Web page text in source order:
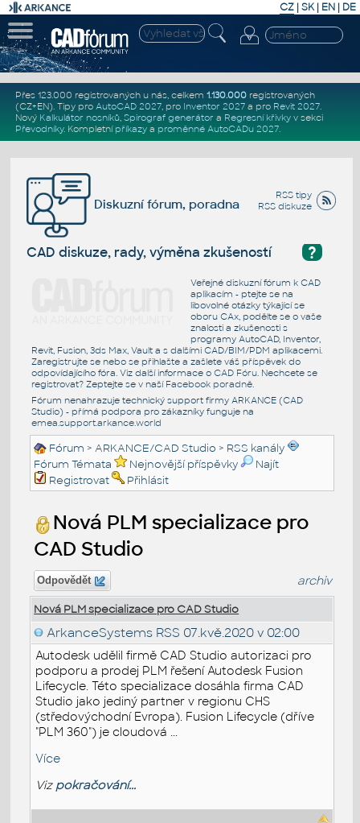
CZ | SK| EN | DE
Přes 123.000 registrovaných u nás, celkem 1.130.000registrovaných
(CZ+EN). Tipy pro AutoCAD 2027, pro Inventor 2027a pro Revit 2027.
Nový Kalkulátor nosníků, Spirograf generátor a Regresní křivkyv sekci
Převodníky. Kompletní příkazya proměnné AutoCADu 2027.
RSS tipy
RSS diskuze
Diskuzní fórum, poradna
?
CAD diskuze, rady, výměna zkušeností
Veřejné diskuzní fórum k CAD
aplikacím - ptejte se na
libovolné otázky týkající se
oboru CAx, podělte se o vaše
znalosti a zkušenosti s
programy AutoCAD, Inventor,
Revit, Fusion, 3ds Max, Vault a s dalšími CAD/BIM/PDM aplikacemi.
Zaregistrujte se nebo se přihlašte a zašlete váš příspěvek do
odpovídajícího fóra. Viz další informace o CAD Fóru. Nechcete se
registrovat? Zeptejte se v naší Facebook poradně.
Fórum nenahrazuje technický support firmy ARKANCE (CAD
Studio) - přímá podpora pro zákazníky funguje na
emea.support.arkance.world
Fórum >ARKANCE/CAD Studio > RSS kanály
Fórum Témata
Nejnovější příspěvky
Najít
Registrovat
Přihlásit
Nová PLM specializace pro
CAD Studio
Odpovědět archiv
Nová PLM specializace pro CAD Studio
ArkanceSystems RSS 07.kvě.2020 v 02:00
Autodesk udělil firmě CAD Studio autorizaci pro
podporu a prodej PLM řešení Autodesk Fusion
Lifecycle. Této specializace dosáhla firma CAD
Studio jako jediný partner v regionu CHS
(středovýchodní Evropa). Fusion Lifecycle (dříve
"PLM 360") je cloudová ...
Více
Viz pokračování...